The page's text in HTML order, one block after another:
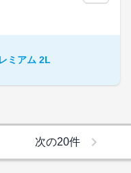
ミアム 2L
次の20件